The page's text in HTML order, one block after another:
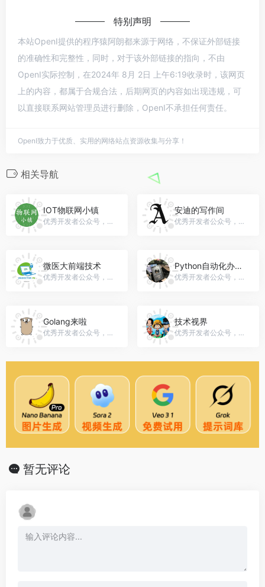
特别声明
本站OpenI提供的程序猿阿朗都来源于网络，不保证外部链接
的准确性和完整性，同时，对于该外部链接的指向，不由
OpenI实际控制，在2024年 8月 2日 上午6:19收录时，该网页
上的内容，都属于合规合法，后期网页的内容如出现违规，可
以直接联系网站管理员进行删除，OpenI不承担任何责任。
OpenI致力于优质、实用的网络站点资源收集与分享！
相关导航
IOT物联网小镇
优秀开发者公众号，微信号：iot_town
安迪的写作间
优秀开发者公众号，微信号：andy_writing
微医大前端技术
优秀开发者公众号，微信号：gh_49653fa590a3
Python自动化办公社区
优秀开发者公众号，微信号：python4office
Golang来啦
优秀开发者公众号，微信号：golangdeve
技术视界
优秀开发者公众号，微信号：IT-Job
暂无评论